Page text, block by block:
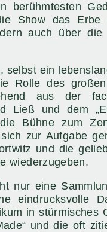
berühmtesten
Show das
auch über
selbst ein
Rolle des
aus der
Ließ und dem
Bühne zum
zur Aufgabe
und die
wiederzugeben.
nur eine
eindrucksvolle
in stürmisches
und die oft